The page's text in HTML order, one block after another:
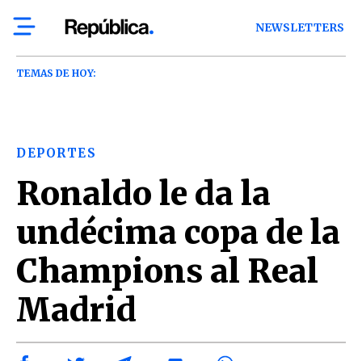
NEWSLETTERS
TEMAS DE HOY:
DEPORTES
Ronaldo le da la
undécima copa de la
Champions al Real
Madrid